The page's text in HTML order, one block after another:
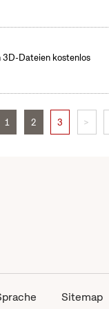
Dateien kostenlos
1 2 3 >
Sitemap